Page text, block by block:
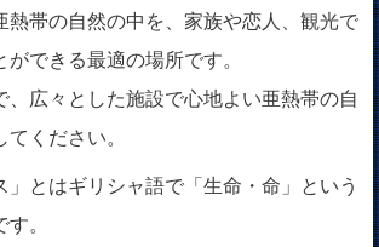
熱帯の自然の中を、家族や恋人、観光で
ができる最適の場所です。
、広々とした施設で心地よい亜熱帯の自
ください。
」とはギリシャ語で「生命・命」という
。